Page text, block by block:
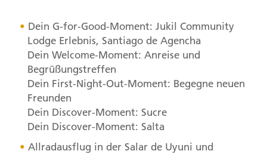
Dein G-for-Good-Moment: Jukil Community
Lodge Erlebnis, Santiago de Agencha
Dein Welcome-Moment: Anreise und
Begrüßungstreffen
Dein First-Night-Out-Moment: Begegne neuen
Freunden
Dein Discover-Moment: Sucre
Dein Discover-Moment: Salta
Allradausflug in der Salar de Uyuni und